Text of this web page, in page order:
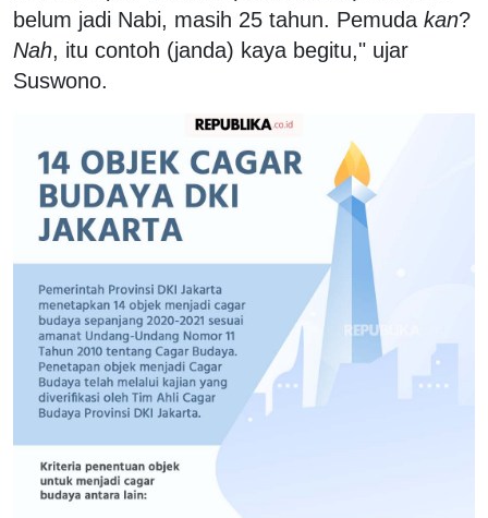
belum jadi Nabi, masih 25 tahun. Pemuda kan?
Nah, itu contoh (janda) kaya begitu," ujar
Suswono.